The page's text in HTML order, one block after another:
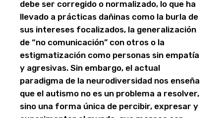
debe ser corregido o normalizado, lo que ha
llevado a prácticas dañinas como la burla de
sus intereses focalizados, la generalización
de “no comunicación” con otros o la
estigmatización como personas sin empatía
y agresivas. Sin embargo, el actual
paradigma de la neurodiversidad nos enseña
que el autismo no es un problema a resolver,
sino una forma única de percibir, expresar y